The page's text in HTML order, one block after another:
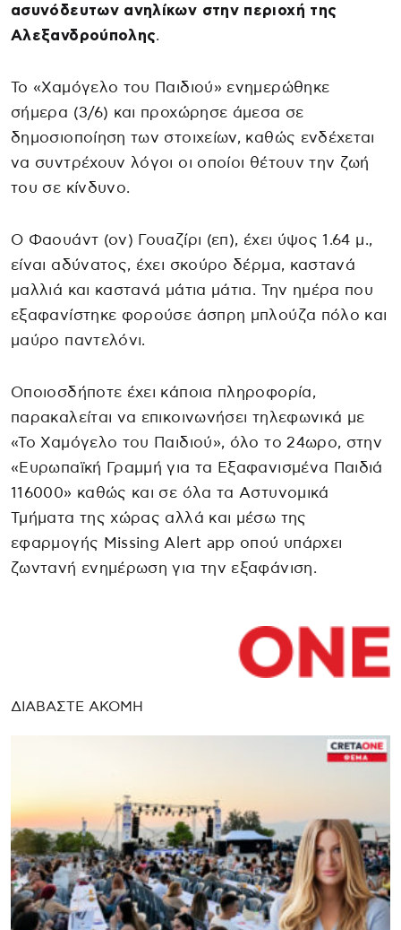
ασυνόδευτων ανηλίκων στην περιοχή της
Αλεξανδρούπολης.
Το «Χαμόγελο του Παιδιού» ενημερώθηκε
σήμερα (3/6) και προχώρησε άμεσα σε
δημοσιοποίηση των στοιχείων, καθώς ενδέχεται
να συντρέχουν λόγοι οι οποίοι θέτουν την ζωή
του σε κίνδυνο.
Ο Φαουάντ (ον) Γουαζίρι (επ), έχει ύψος 1.64 μ.,
είναι αδύνατος, έχει σκούρο δέρμα, καστανά
μαλλιά και καστανά μάτια μάτια. Την ημέρα που
εξαφανίστηκε φορούσε άσπρη μπλούζα πόλο και
μαύρο παντελόνι.
Οποιοσδήποτε έχει κάποια πληροφορία,
παρακαλείται να επικοινωνήσει τηλεφωνικά με
«Το Χαμόγελο του Παιδιού», όλο το 24ωρο, στην
«Ευρωπαϊκή Γραμμή για τα Εξαφανισμένα Παιδιά
116000» καθώς και σε όλα τα Αστυνομικά
Τμήματα της χώρας αλλά και μέσω της
εφαρμογής Missing Alert app οπού υπάρχει
ζωντανή ενημέρωση για την εξαφάνιση.
ΔΙΑΒΑΣΤΕ ΑΚΟΜΗ